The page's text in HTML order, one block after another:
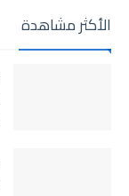
الأكثر مشاهدة